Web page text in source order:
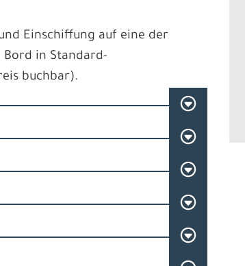
Einschiffung auf eine der
Bord in Standard-
buchbar).